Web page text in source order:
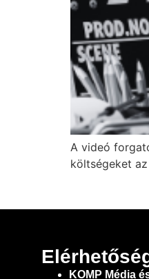
A videó
költségeket
KOMP Média